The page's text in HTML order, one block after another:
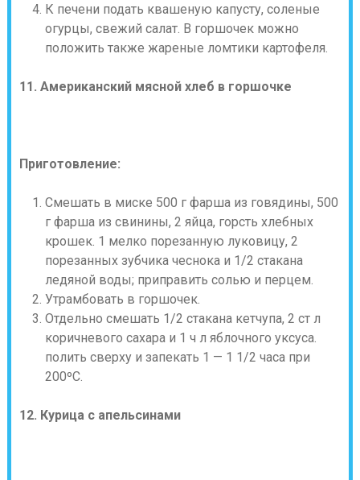
К печени подать квашеную капусту, соленые
огурцы, свежий салат. В горшочек можно
положить также жареные ломтики картофеля.
11. Американский мясной хлеб в горшочке
Приготовление:
Смешать в миске 500 г фарша из говядины, 500
г фарша из свинины, 2 яйца, горсть хлебных
крошек. 1 мелко порезанную луковицу, 2
порезанных зубчика чеснока и 1/2 стакана
ледяной воды; приправить солью и перцем.
Утрамбовать в горшочек.
Отдельно смешать 1/2 стакана кетчупа, 2 ст л
коричневого сахара и 1 ч л яблочного уксуса.
полить сверху и запекать 1 — 1 1/2 часа при
200ºС.
12. Курица с апельсинами